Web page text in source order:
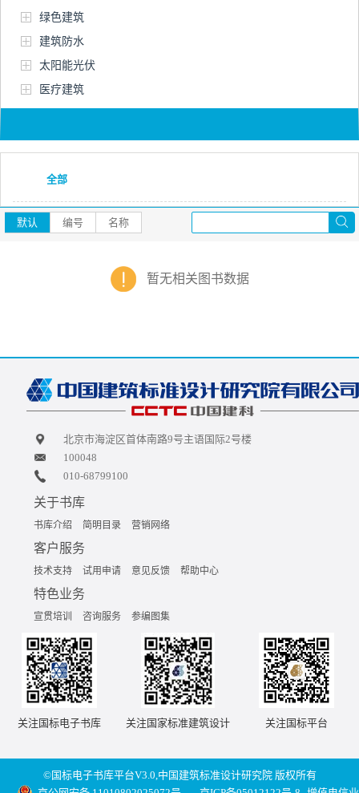
绿色建筑
建筑防水
太阳能光伏
医疗建筑
全部
默认 编号 名称
暂无相关图书数据
北京市海淀区首体南路9号主语国际2号楼
100048
010-68799100
关于书库
书库介绍 简明目录 营销网络
客户服务
技术支持 试用申请 意见反馈 帮助中心
特色业务
宣贯培训 咨询服务 参编图集
关注国标电子书库 关注国家标准建筑设计 关注国标平台
©国标电子书库平台V3.0,中国建筑标准设计研究院 版权所有